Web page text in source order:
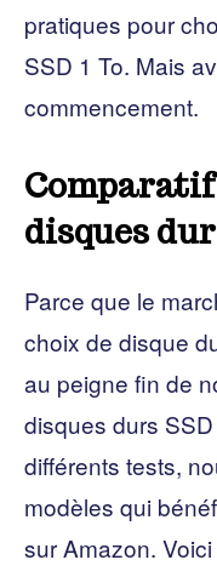
pratiques pour
SSD 1 To. Mais
commencement.
disques
Parce que le
choix de disque
au peigne fin de
disques durs
différents tests,
modèles qui
sur Amazon.